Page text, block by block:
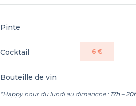
Pinte
Cocktail 6 €
Bouteille de vin
*Happy hour du lundi au dimanche : 17h –